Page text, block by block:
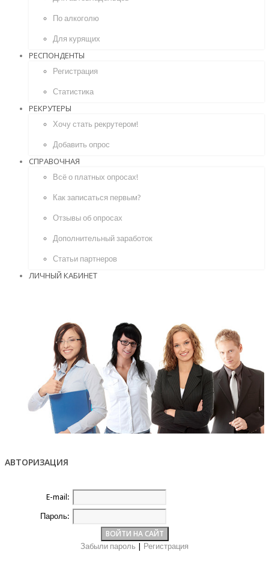
По алкоголю
Для курящих
РЕСПОНДЕНТЫ
Регистрация
Статистика
РЕКРУТЕРЫ
Хочу стать рекрутером!
Добавить опрос
СПРАВОЧНАЯ
Всё о платных опросах!
Как записаться первым?
Отзывы об опросах
Дополнительный заработок
Статьи партнеров
ЛИЧНЫЙ КАБИНЕТ
АВТОРИЗАЦИЯ
E-mail:
Пароль:
Забыли пароль Регистрация